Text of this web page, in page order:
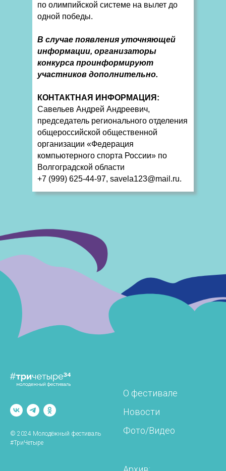
по олимпийской системе на вылет до
одной победы.
В случае появления уточняющей
информации, организаторы
конкурса проинформируют
участников дополнительно.
КОНТАКТНАЯ ИНФОРМАЦИЯ:
Савельев Андрей Андреевич,
председатель регионального отделения
общероссийской общественной
организации «Федерация
компьютерного спорта России» по
Волгоградской области
+7 (999) 625-44-97, savela123@mail.ru.
© 2024 Молодёжный фестиваль
#ТриЧетыре
О фестивале
Новости
Фото/Видео